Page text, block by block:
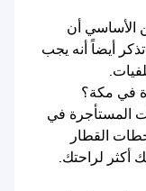
الأساسي أن
أيضاً أنه يجب
في مكة؟
المستأجرة في
القطار
أكثر لراحتك.